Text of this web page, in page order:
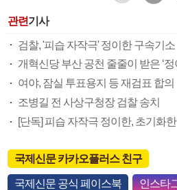
관련기사
검찰, '피습 자작극' 정이한 구속기소
개혁신당 부산 공천 줄줄이 받은 ‘
여야, 잠실 투표용지 등 재검표 합의
조병길 전 사상구청장 검찰 송치
[단독] 피습 자작극 정이한, 초기화한
국제신문 카카오플러스 친구
국제신문 공식 페이스북 인스타